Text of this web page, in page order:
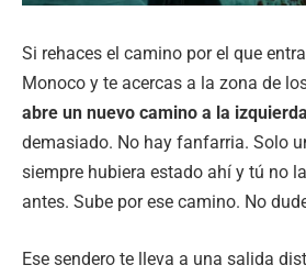
Si rehaces el camino por el que
Monoco y te acercas a la zona de
abre un nuevo camino a la izquierda
demasiado. No hay fanfarria. Solo
siempre hubiera estado ahí y tú no
antes. Sube por ese camino. No
Ese sendero te lleva a una salida